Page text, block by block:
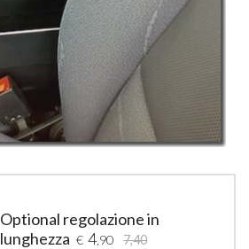
Optional regolazione in
lunghezza € 4,90 7,40